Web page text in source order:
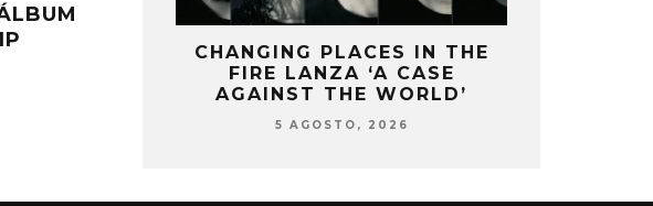
EARL SWEATSHIRT Y VINCE
STAPLES SE REÚNEN EN ‘THE
CALIPHATE’
JULIO MOREAN 19 SEPTIEMBRE, 2023
LANZA EL
‘SWEAT’
CHANGING PLACES IN THE
FIRE LANZA ‘A CASE
AGAINST THE WORLD’
5 AGOSTO, 2026